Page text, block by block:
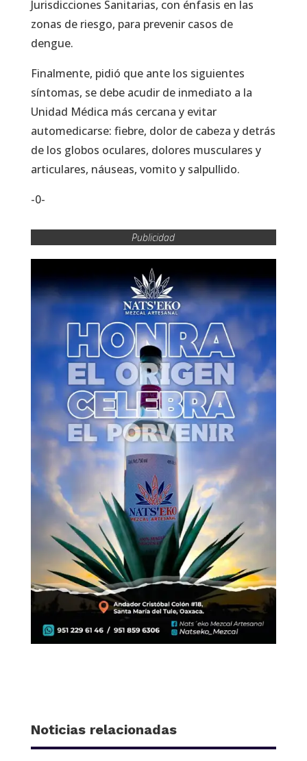
Jurisdicciones Sanitarias, con énfasis en las
zonas de riesgo, para prevenir casos de
dengue.
Finalmente, pidió que ante los siguientes
síntomas, se debe acudir de inmediato a la
Unidad Médica más cercana y evitar
automedicarse: fiebre, dolor de cabeza y detrás
de los globos oculares, dolores musculares y
articulares, náuseas, vomito y salpullido.
-0-
Publicidad
Noticias relacionadas